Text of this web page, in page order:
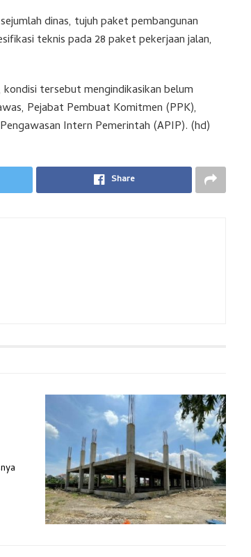
dinas, tujuh paket pembangunan
teknis pada 28 paket pekerjaan jalan,
tersebut mengindikasikan belum
Pejabat Pembuat Komitmen (PPK),
Intern Pemerintah (APIP). (hd)
Share